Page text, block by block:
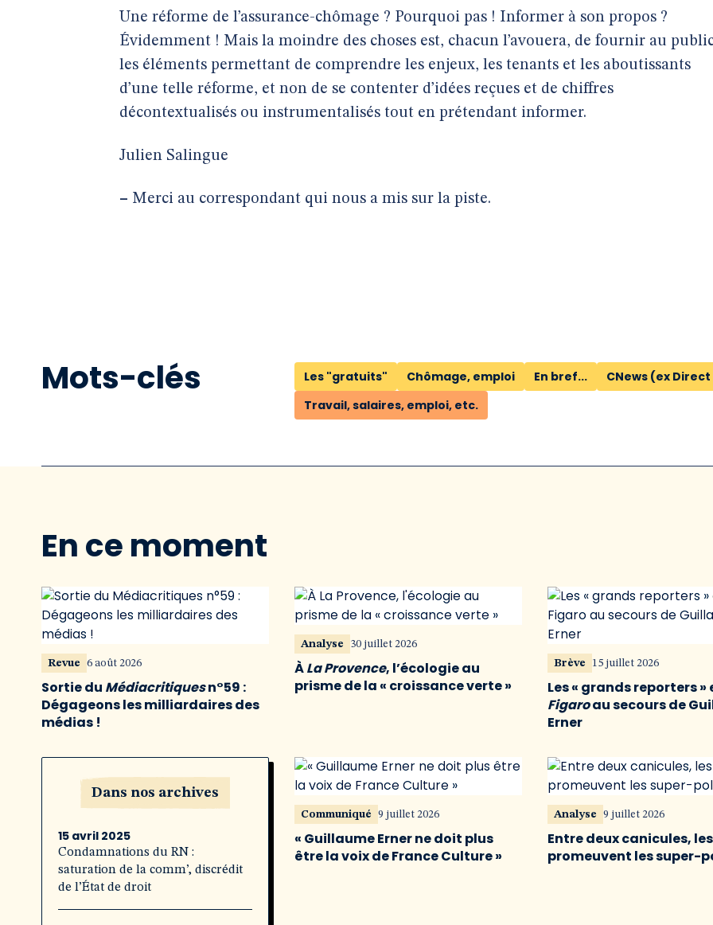
Une réforme de l’assurance-chômage ? Pourquoi pas ! Informer à son propos ?
Évidemment ! Mais la moindre des choses est, chacun l’avouera, de fournir au
les éléments permettant de comprendre les enjeux, les tenants et les aboutissants
d’une telle réforme, et non de se contenter d’idées reçues et de chiffres
décontextualisés ou instrumentalisés tout en prétendant informer.
Julien Salingue
– Merci au correspondant qui nous a mis sur la piste.
Mots-clés Les "gratuits" Chômage, emploi En bref...
CNews (ex
Travail, salaires, emploi, etc.
En ce moment
Revue 6 août 2026
Sortie du Médiacritiquesn°59 :
Dégageons les milliardaires des
médias !
Analyse 30 juillet 2026
ÀLa Provence, l’écologie au
prisme de la « croissance verte »
Brève 15 juillet 2026
Les « grands reporters »
Figaroau secours de
Erner
Dans nos archives
15 avril 2025
Condamnations du RN :
saturation de la comm’, discrédit
de l’État de droit
Communiqué 9 juillet 2026
« Guillaume Erner ne doit plus
être la voix de France Culture »
Analyse 9 juillet 2026
Entre deux canicules,
promeuvent les super-